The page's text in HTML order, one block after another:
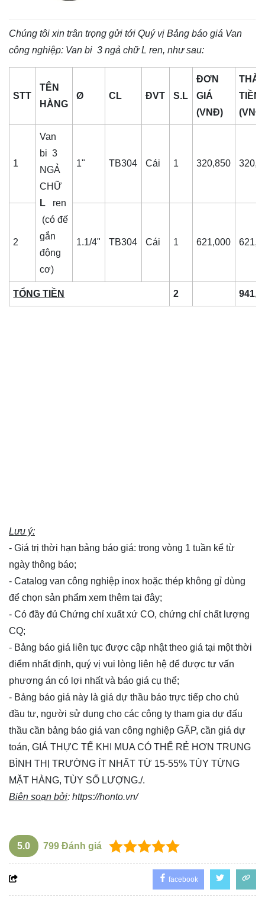
Chúng tôi xin trân trọng gửi tới Quý vị Bảng báo giá Van
công nghiệp: Van bi 3 ngả chữL ren, như sau:
STT
TÊN
HÀNG
Ø CL ĐVT S.L
ĐƠN
GIÁ
(VNĐ)
TIỀN
1
Van
bi 3
NGẢ
CHỮ
L ren
(có đế
gắn
động
cơ)
1" TB304 Cái 1 320,850
2 1.1/4" TB304 Cái 1 621,000
TỔNG TIỀN 2
Lưu ý:
- Giá trị thời hạn bảng báo giá: trong vòng 1 tuần kể từ
ngày thông báo;
- Catalog van công nghiệp inox hoặc thép không gỉ dùng
để chọn sản phẩm xem thêm tại đây;
- Có đầy đủ Chứng chỉ xuất xứ CO, chứng chỉ chất lượng
CQ;
- Bảng báo giá liên tục được cập nhật theo giá tại một thời
điểm nhất định, quý vị vui lòng liên hệ để được tư vấn
phương án có lợi nhất và báo giá cụ thể;
- Bảng báo giá này là giá dự thầu báo trực tiếp cho chủ
đầu tư, người sử dụng cho các công ty tham gia dự đấu
thầu cần bảng báo giá van công nghiệp GẤP, cần giá dự
toán, GIÁ THỰC TẾ KHI MUA CÓ THỂ RẺ HƠN TRUNG
BÌNH THỊ TRƯỜNG ÍT NHẤT TỪ 15-55% TÙY TỪNG
MẶT HÀNG, TÙY SỐ LƯỢNG./.
Biên soạn bởi: https://honto.vn/
5.0 799 Đánh giá
facebook